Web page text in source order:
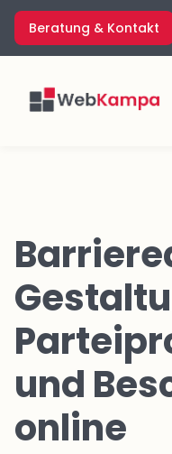
Zum
Inhalt
springen
Beratung & Kontakt
und
online